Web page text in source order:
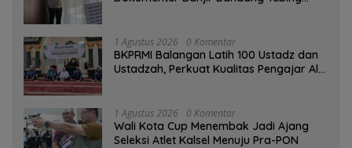
1 Agustus 2026 0 Komentar
BKPRMI Balangan Latih 100 Ustadz dan
Ustadzah, Perkuat Kualitas Pengajar Al-
1 Agustus 2026 0 Komentar
Wali Kota Cup Menembak Jadi Ajang
Seleksi Atlet Kalsel Menuju Pra-PON